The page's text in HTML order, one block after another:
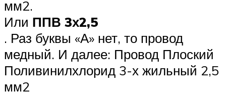
мм2.
Или ППВ 3х2,5
. Раз буквы «А» нет, то провод
медный. И далее: Провод Плоский
Поливинилхлорид 3-х жильный 2,5
мм2